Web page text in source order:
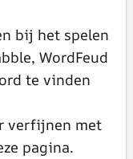
bij het spelen
WordFeud
te vinden
verfijnen met
pagina.